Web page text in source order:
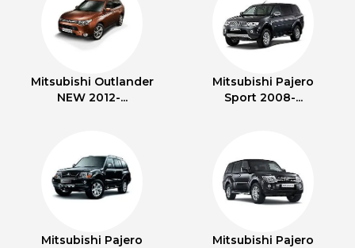
Mitsubishi Outlander
NEW 2012-...
Mitsubishi Pajero
Sport 2008-...
Mitsubishi Pajero
Mitsubishi Pajero